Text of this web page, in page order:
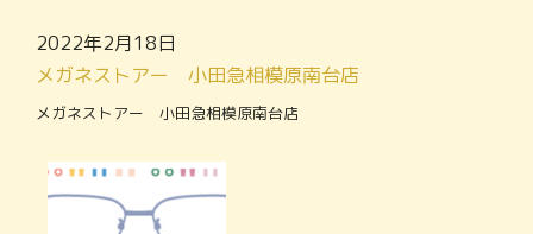
2022年2月18日
メガネストアー 小田急相模原南台店
メガネストアー 小田急相模原南台店